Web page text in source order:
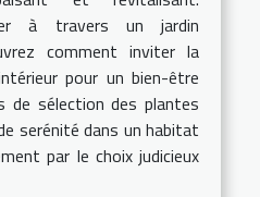
à travers un jardin
comment inviter la
pour un bien-être
de sélection des plantes
serénité dans un habitat
par le choix judicieux